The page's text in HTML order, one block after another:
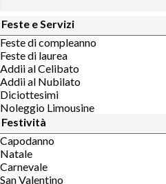
Feste e Servizi
Feste di compleanno
Feste di laurea
Addii al Celibato
Addii al Nubilato
Diciottesimi
Noleggio Limousine
Festività
Capodanno
Natale
Carnevale
San Valentino